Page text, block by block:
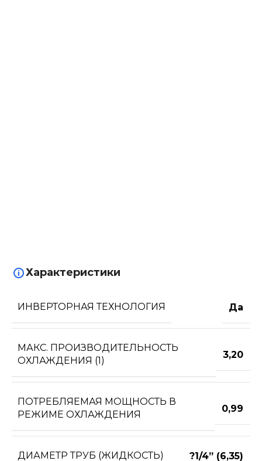
Характеристики
ИНВЕРТОРНАЯ ТЕХНОЛОГИЯ Да
МАКС. ПРОИЗВОДИТЕЛЬНОСТЬ
ОХЛАЖДЕНИЯ (1)
3,20
ПОТРЕБЛЯЕМАЯ МОЩНОСТЬ В
РЕЖИМЕ ОХЛАЖДЕНИЯ
0,99
ДИАМЕТР ТРУБ (ЖИДКОСТЬ) ?1/4” (6,35)